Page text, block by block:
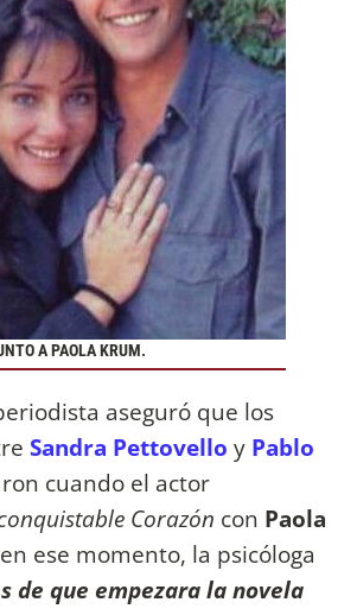
A PAOLA KRUM.
aseguró que los
Sandra Pettovello y Pablo
cuando el actor
Corazón con Paola
ese momento, la psicóloga
de que empezara la novela